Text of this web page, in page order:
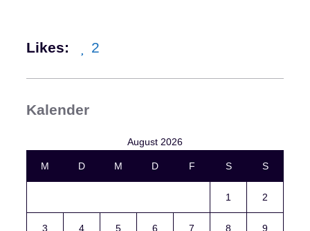
Likes: 2
Kalender
August 2026
M D M D F S S
1 2
3 4 5 6 7 8 9